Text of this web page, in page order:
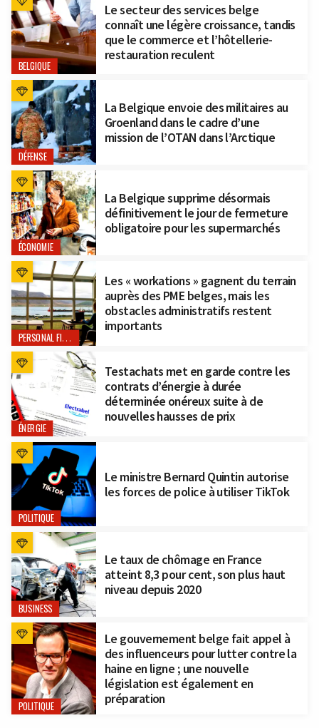
BELGIQUE
Le secteur des services belge
connaît une légère croissance, tandis
que le commerce et l’hôtellerie-
restauration reculent
DÉFENSE
La Belgique envoie des militaires au
Groenland dans le cadre d’une
mission de l’OTAN dans l’Arctique
ÉCONOMIE
La Belgique supprime désormais
définitivement le jour de fermeture
obligatoire pour les supermarchés
PERSONAL FINANCE
Les « workations » gagnent du terrain
auprès des PME belges, mais les
obstacles administratifs restent
importants
ÉNERGIE
Testachats met en garde contre les
contrats d’énergie à durée
déterminée onéreux suite à de
nouvelles hausses de prix
POLITIQUE
Le ministre Bernard Quintin autorise
les forces de police à utiliser TikTok
BUSINESS
Le taux de chômage en France
atteint 8,3 pour cent, son plus haut
niveau depuis 2020
POLITIQUE
Le gouvernement belge fait appel à
des influenceurs pour lutter contre la
haine en ligne ; une nouvelle
législation est également en
préparation